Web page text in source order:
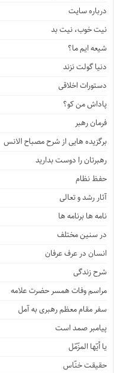
درباره سایت
نیت خوب، نیت بد
شیعه ایم ما؟
دنیا گولت نزند
دستورات اخلاقی
پاداش من کو؟
فرمان رهبر
برگزیده هایی از شرح مصباح الانس
رهبرتان را دوست بدارید
حفظ نظام
آثار رشد و تعالی
نامه ها برنامه ها
در سنین مختلف
انسان در عرف عرفان
شرح زندگی
مراسم وفات همسر حضرت علامه
سفر مقام معظم رهبری به آمل
پیامبر صمد است
یا أیّها المزّمّل
حقیقت خنّاس